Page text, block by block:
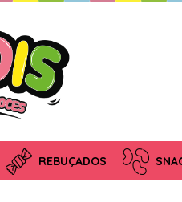
REBUÇADOS